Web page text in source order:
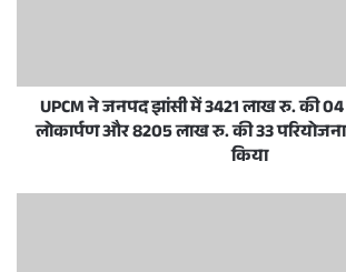
UPCM ने जनपद झांसी में 3421 लाख रु. की
लोकार्पण और 8205 लाख रु. की 33
किया